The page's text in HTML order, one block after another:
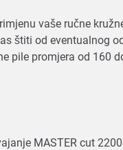
vaše ručne
štiti od eventualnog
pile promjera od
MASTER cut